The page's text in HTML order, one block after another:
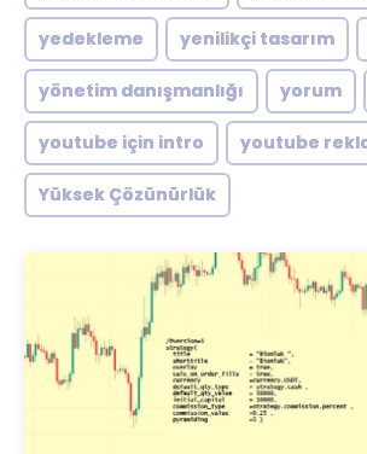
yedekleme yenilikçi tasarım
yönetim danışmanlığı yorum
youtube için intro youtube
Yüksek Çözünürlük